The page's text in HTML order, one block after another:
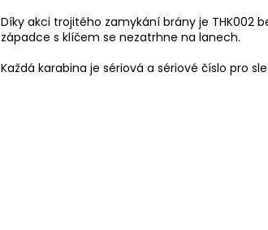
Díky akci trojitého zamykání brány je THK002
západce s klíčem se nezatrhne na lanech.
Každá karabina je sériová a sériové číslo pro